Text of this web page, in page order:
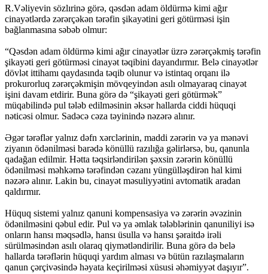
R.Vəliyevin sözlırinə görə, qəsdən adam öldürmə kimi ağır
cinayətlərdə zərərçəkən tərəfin şikayətini geri götürməsi işin
bağlanmasına səbəb olmur:
“Qəsdən adam öldürmə kimi ağır cinayətlər üzrə zərərçəkmiş tərəfin
şikayəti geri götürməsi cinayət təqibini dayandırmır. Belə cinayətlər
dövlət ittihamı qaydasında təqib olunur və istintaq orqanı ilə
prokurorluq zərərçəkmişin mövqeyindən asılı olmayaraq cinayət
işini davam etdirir. Buna görə də “şikayəti geri götürmək”
müqabilində pul tələb edilməsinin əksər hallarda ciddi hüquqi
nəticəsi olmur. Sadəcə cəza təyinində nəzərə alınır.
Əgər tərəflər yalnız dəfn xərclərinin, maddi zərərin və ya mənəvi
ziyanın ödənilməsi barədə könüllü razılığa gəlirlərsə, bu, qanunla
qadağan edilmir. Hətta təqsirləndirilən şəxsin zərərin könüllü
ödənilməsi məhkəmə tərəfindən cəzanı yüngülləşdirən hal kimi
nəzərə alınır. Lakin bu, cinayət məsuliyyətini avtomatik aradan
qaldırmır.
Hüquq sistemi yalnız qanuni kompensasiya və zərərin əvəzinin
ödənilməsini qəbul edir. Pul və ya əmlak tələblərinin qanuniliyi isə
onların hansı məqsədlə, hansı üsulla və hansı şəraitdə irəli
sürülməsindən asılı olaraq qiymətləndirilir. Buna görə də belə
hallarda tərəflərin hüquqi yardım alması və bütün razılaşmaların
qanun çərçivəsində həyata keçirilməsi xüsusi əhəmiyyət daşıyır”.